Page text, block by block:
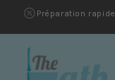
et passer
au
contenu
Préparation rapide